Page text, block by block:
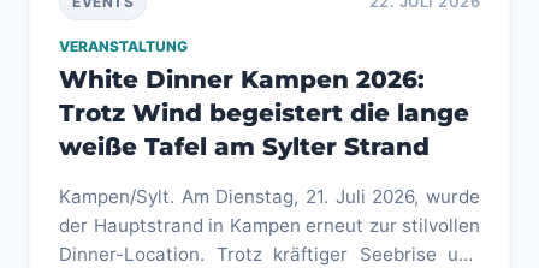
VERANSTALTUNG
White Dinner Kampen 2026:
Trotz Wind begeistert die lange
weiße Tafel am Sylter Strand
Kampen/Sylt. Am Dienstag, 21. Juli 2026, wurde
der Hauptstrand in Kampen erneut zur stilvollen
Dinner-Location. Trotz kräftiger Seebrise und